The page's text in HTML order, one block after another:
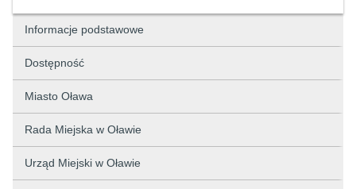
Informacje podstawowe
Dostępność
Miasto Oława
Rada Miejska w Oławie
Urząd Miejski w Oławie